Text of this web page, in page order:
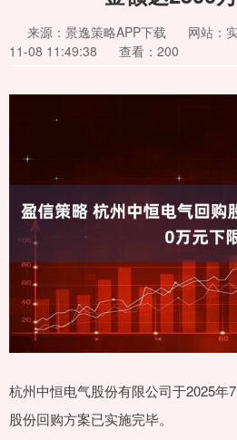
来源：景逸策略APP下载 网站：
11-08 11:49:38
查看：200
杭州中恒电气股份有限公司于2025年
股份回购方案已实施完毕。